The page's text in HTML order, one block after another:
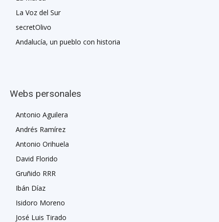
La Voz del Sur
secretOlivo
Andalucía, un pueblo con historia
Webs personales
Antonio Aguilera
Andrés Ramírez
Antonio Orihuela
David Florido
Gruñido RRR
Ibán Díaz
Isidoro Moreno
José Luis Tirado